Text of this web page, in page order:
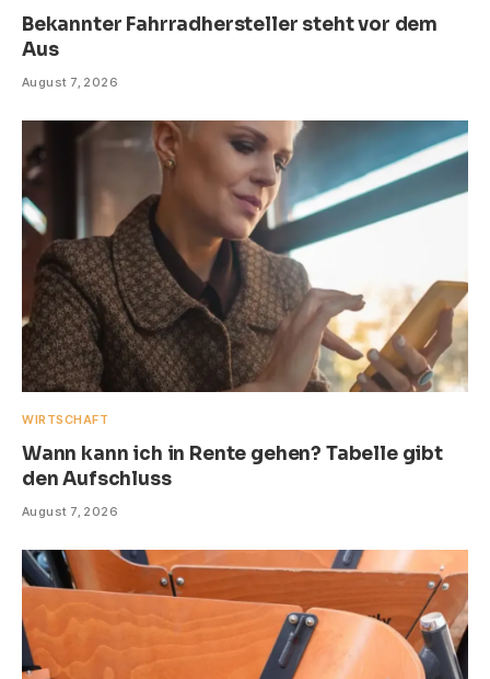
Bekannter Fahrradhersteller steht vor dem
Aus
August 7, 2026
WIRTSCHAFT
Wann kann ich in Rente gehen? Tabelle gibt
den Aufschluss
August 7, 2026